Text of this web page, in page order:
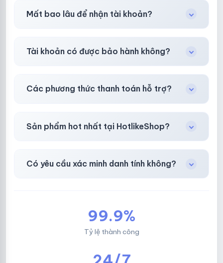
ràng trước khi bạn mua.
Mất bao lâu để nhận tài khoản?
toán thành công.
Tài khoản có được bảo hành không?
sách công khai.
Các phương thức thanh toán hỗ trợ?
các ví điện tử phổ biến.
Sản phẩm hot nhất tại HotlikeShop?
Có yêu cầu xác minh danh tính không?
99.9%
Tỷ lệ thành công